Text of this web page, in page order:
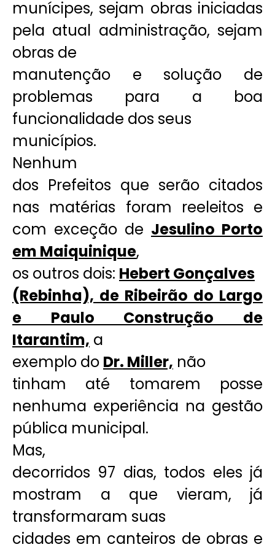
munícipes, sejam obras iniciadas
pela atual administração, sejam
obras de
manutenção e solução de
problemas para a boa
funcionalidade dos seus
municípios.
Nenhum
dos Prefeitos que serão citados
nas matérias foram reeleitos e
com exceção de Jesulino Porto
em Maiquinique,
os outros dois: Hebert Gonçalves
(Rebinha), de Ribeirão do Largo
e Paulo Construção de
Itarantim, a
exemplo do Dr. Miller, não
tinham até tomarem posse
nenhuma experiência na gestão
pública municipal.
Mas,
decorridos 97 dias, todos eles já
mostram a que vieram, já
transformaram suas
cidades em canteiros de obras e